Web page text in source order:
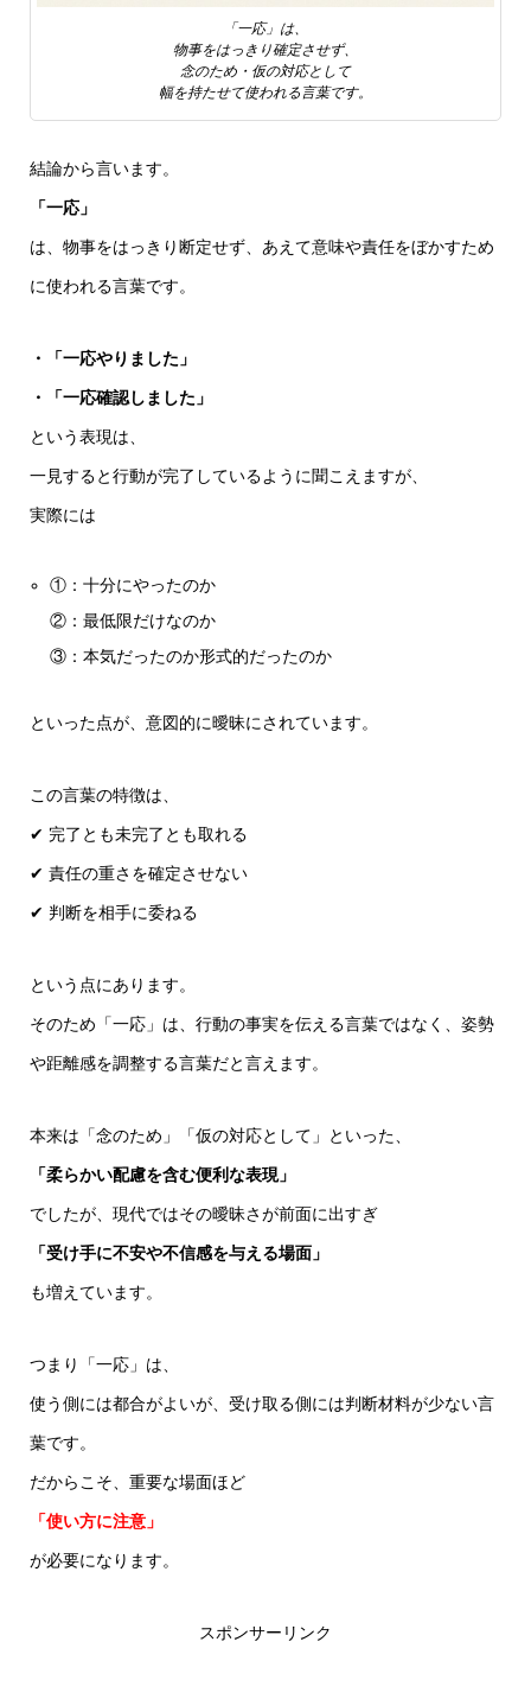
「一応」は、
物事をはっきり確定させず、
念のため・仮の対応として
幅を持たせて使われる言葉です。
結論から言います。
「一応」
は、物事をはっきり断定せず、あえて意味や責任をぼかすため
に使われる言葉です。
・「一応やりました」
・「一応確認しました」
という表現は、
一見すると行動が完了しているように聞こえますが、
実際には
①：十分にやったのか
②：最低限だけなのか
③：本気だったのか形式的だったのか
といった点が、意図的に曖昧にされています。
この言葉の特徴は、
✔ 完了とも未完了とも取れる
✔ 責任の重さを確定させない
✔ 判断を相手に委ねる
という点にあります。
そのため「一応」は、行動の事実を伝える言葉ではなく、姿勢
や距離感を調整する言葉だと言えます。
本来は「念のため」「仮の対応として」といった、
「柔らかい配慮を含む便利な表現」
でしたが、現代ではその曖昧さが前面に出すぎ
「受け手に不安や不信感を与える場面」
も増えています。
つまり「一応」は、
使う側には都合がよいが、受け取る側には判断材料が少ない言
葉です。
だからこそ、重要な場面ほど
「使い方に注意」
が必要になります。
スポンサーリンク